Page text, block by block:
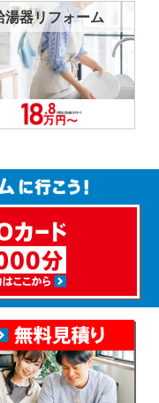
湯器リフォーム